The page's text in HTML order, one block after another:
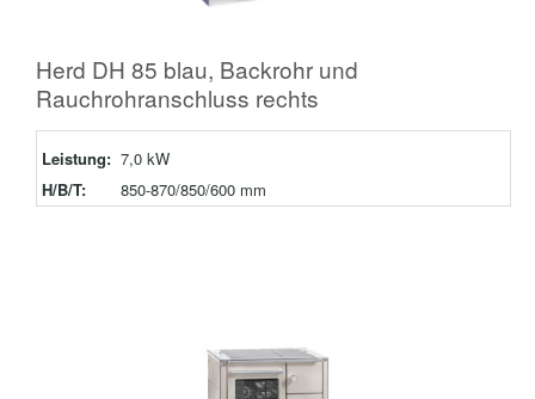
Herd DH 85 blau, Backrohr und
Rauchrohranschluss rechts
Leistung: 7,0 kW
H/B/T:
850-870/850/600 mm